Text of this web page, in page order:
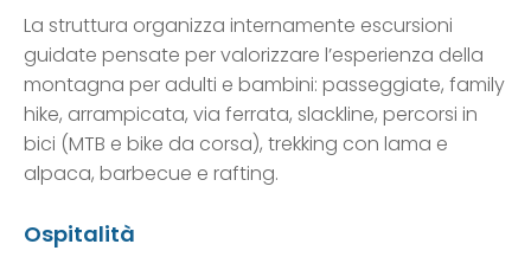
La struttura organizza internamente escursioni
guidate pensate per valorizzare l’esperienza della
montagna per adulti e bambini: passeggiate, family
hike, arrampicata, via ferrata, slackline, percorsi in
bici (MTB e bike da corsa), trekking con lama e
alpaca, barbecue e rafting.
Ospitalità